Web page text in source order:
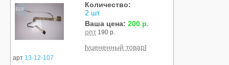
Б/У
арт 13-12-107
Количество:
2 шт.
Ваша цена: 200 р.
опт 190 р.
[уцененный товар]